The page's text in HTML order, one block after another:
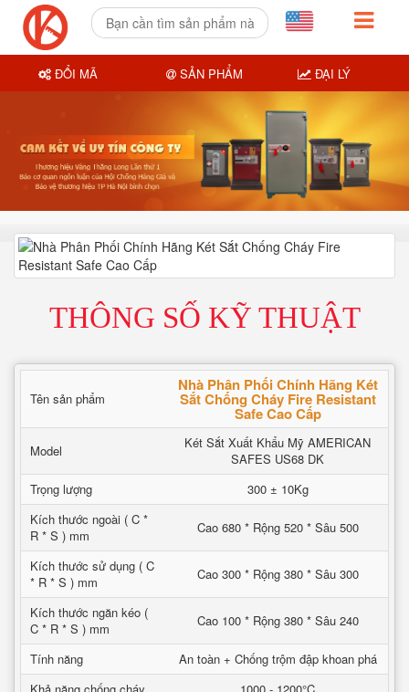
THÔNG SỐ KỸ THUẬT
Tên sản phẩm
Nhà Phân Phối Chính Hãng Két
Sắt Chống Cháy Fire Resistant
Safe Cao Cấp
Model
Két Sắt Xuất Khẩu Mỹ AMERICAN
SAFES US68 DK
Trọng lượng
300 ± 10Kg
Kích thước ngoài ( C *
R * S ) mm
Cao 680 * Rộng 520 * Sâu 500
Kích thước sử dụng ( C
* R * S ) mm
Cao 300 * Rộng 380 * Sâu 300
Kích thước ngăn kéo (
C * R * S ) mm
Cao 100 * Rộng 380 * Sâu 240
Tính năng
An toàn + Chống trộm đập khoan phá
ĐỔI MÃ SẢN PHẨM ĐẠI LÝ